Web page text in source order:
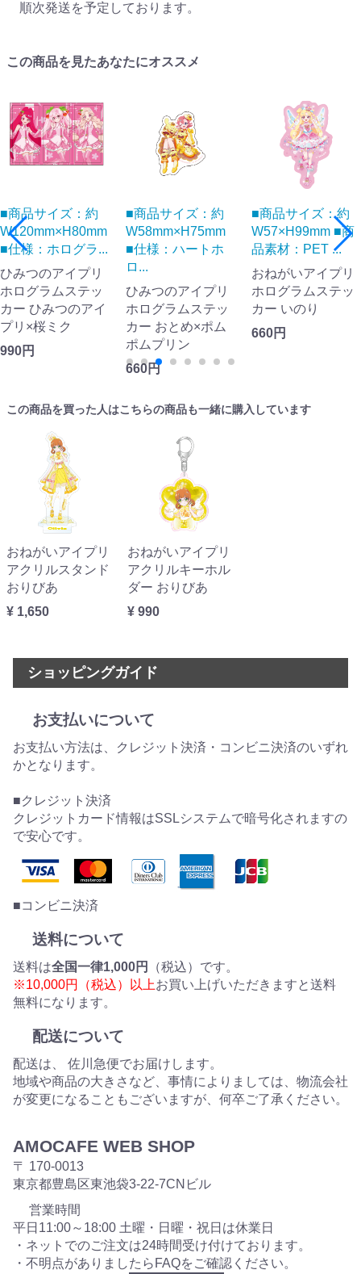
順次発送を予定しております。
この商品を見たあなたにオススメ
■商品サイズ：約
W120mm×H80mm
■仕様：ホログラ...
ひみつのアイプリ
ホログラムステッ
カー ひみつのアイ
プリ×桜ミク
990円
■商品サイズ：約
W58mm×H75mm
■仕様：ハートホ
ロ...
ひみつのアイプリ
ホログラムステッ
カー おとめ×ポム
ポムプリン
660円
■商品サイズ：約
W57×H99mm ■商
品素材：PET ...
おねがいアイプリ
ホログラムステッ
カー いのり
660円
この商品を買った人はこちらの商品も一緒に購入しています
おねがいアイプリ
アクリルスタンド
おりびあ
¥ 1,650
おねがいアイプリ
アクリルキーホル
ダー おりびあ
¥ 990
ショッピングガイド
お支払いについて
お支払い方法は、クレジット決済・コンビニ決済のいずれ
かとなります。
■クレジット決済
クレジットカード情報はSSLシステムで暗号化されますの
で安心です。
■コンビニ決済
送料について
送料は全国一律1,000円
（税込）です。
※10,000円（税込）以上お買い上げいただきますと送料
無料になります。
配送について
配送は、 佐川急便でお届けします。
地域や商品の大きさなど、事情によりましては、物流会社
が変更になることもございますが、何卒ご了承ください。
AMOCAFE WEB SHOP
〒 170-0013
東京都豊島区東池袋3-22-7CNビル
営業時間
平日11:00～18:00 土曜・日曜・祝日は休業日
・ネットでのご注文は24時間受け付けております。
・不明点がありましたらFAQをご確認ください。